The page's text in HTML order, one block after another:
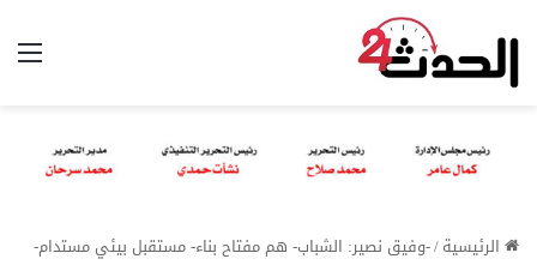
الرئيسية/-وفيق نصير: الشباب- هم مفتاح بناء- مستقبل بيئي مستدام-